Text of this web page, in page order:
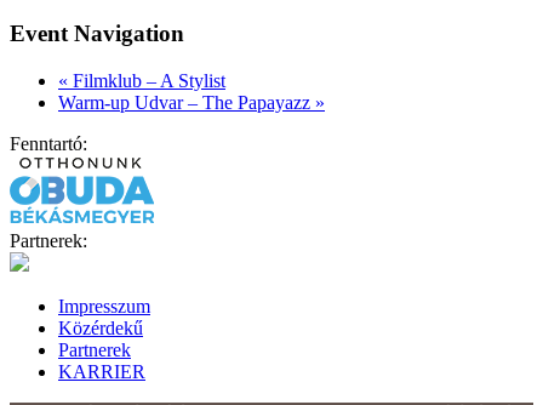
Event Navigation
« Filmklub – A Stylist
Warm-up Udvar – The Papayazz »
Fenntartó:
Partnerek:
Impresszum
Közérdekű
Partnerek
KARRIER